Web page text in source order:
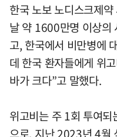
한국 노보 노디스크제
날 약 1600만명 이상의
고, 한국에서 비만병에
데 한국 환자들에게 위
바가 크다”고 말했다.
위고비는 주 1회 투여
으로, 지난 2023년 4월